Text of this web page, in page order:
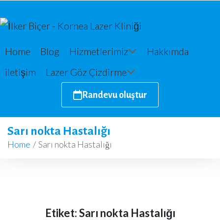
Home Blog Hizmetlerimiz
Hakkımda
iletişim
Lazer Göz Çizdirme
Randevu oluştur
Sarı nokta Hastalığı
Home / Sarı nokta Hastalığı
Etiket:Sarı nokta Hastalığı